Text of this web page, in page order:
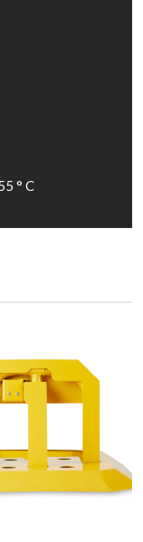
° C